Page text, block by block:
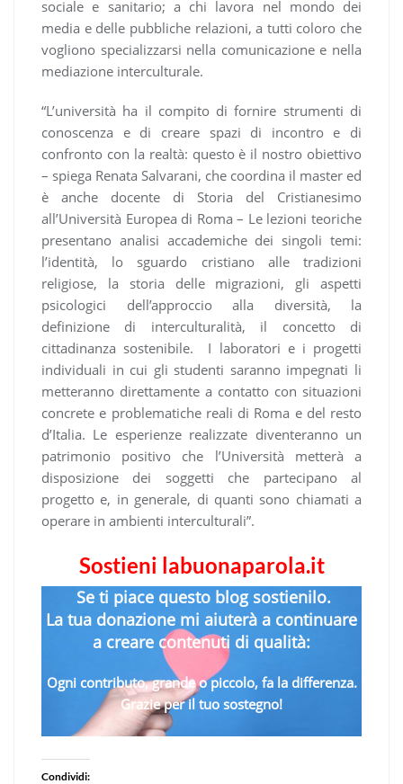
sociale e sanitario; a chi lavora nel mondo dei
media e delle pubbliche relazioni, a tutti coloro che
vogliono specializzarsi nella comunicazione e nella
mediazione interculturale.
“L’università ha il compito di fornire strumenti di
conoscenza e di creare spazi di incontro e di
confronto con la realtà: questo è il nostro obiettivo
– spiega Renata Salvarani, che coordina il master ed
è anche docente di Storia del Cristianesimo
all’Università Europea di Roma – Le lezioni teoriche
presentano analisi accademiche dei singoli temi:
l’identità, lo sguardo cristiano alle tradizioni
religiose, la storia delle migrazioni, gli aspetti
psicologici dell’approccio alla diversità, la
definizione di interculturalità, il concetto di
cittadinanza sostenibile. I laboratori e i progetti
individuali in cui gli studenti saranno impegnati li
metteranno direttamente a contatto con situazioni
concrete e problematiche reali di Roma e del resto
d’Italia. Le esperienze realizzate diventeranno un
patrimonio positivo che l’Università metterà a
disposizione dei soggetti che partecipano al
progetto e, in generale, di quanti sono chiamati a
operare in ambienti interculturali”.
Sostieni labuonaparola.it
Se ti piace questo blog sostienilo.
La tua donazione mi aiuterà a continuare
a creare contenuti di qualità:
Ogni contributo, grande o piccolo, fa la differenza.
Grazie per il tuo sostegno!
Condividi: